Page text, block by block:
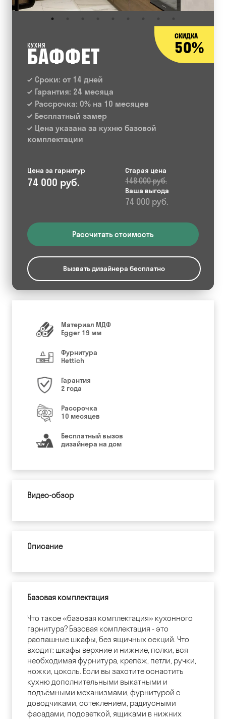
СКИДКА
50%
КУХНЯ
БАФФЕТ
Сроки: от 14 дней
Гарантия: 24 месяца
Рассрочка: 0% на 10 месяцев
Бесплатный замер
Цена указана за кухню базовой
комплектации
Цена за гарнитур
74 000 руб.
Старая цена
148 000 руб.
Ваша выгода
74 000 руб.
Рассчитать стоимость
Вызвать дизайнера бесплатно
Материал МДФ
Egger 19 мм
Фурнитура
Hettich
Гарантия
2 года
Рассрочка
10 месяцев
Бесплатный вызов
дизайнера на дом
Видео-обзор
Описание
Базовая комплектация
Что такое «базовая комплектация» кухонного
гарнитура? Базовая комплектация - это
распашные шкафы, без ящичных секций. Что
входит: шкафы верхние и нижние, полки, вся
необходимая фурнитура, крепёж, петли, ручки,
ножки, цоколь. Если вы захотите оснастить
кухню дополнительными выкатными и
подъёмными механизмами, фурнитурой с
доводчиками, остеклением, радиусными
фасадами, подсветкой, ящиками в нижних